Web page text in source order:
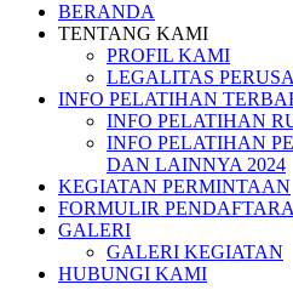
BERANDA
TENTANG KAMI
PROFIL KAMI
LEGALITAS
INFO PELATIHAN
INFO PELATIHAN
INFO PELATIHAN
DAN LAINNYA 2024
KEGIATAN PERMINTAAN
FORMULIR
GALERI
GALERI KEGIATAN
HUBUNGI KAMI